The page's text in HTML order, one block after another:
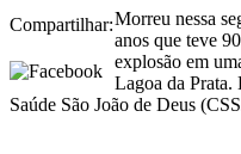
Compartilhar:Morreu nessa
anos que teve
explosão em
Lagoa da Prata.
Saúde São João de Deus